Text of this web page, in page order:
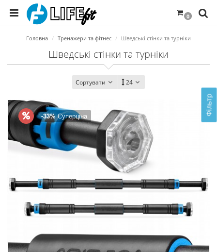
0
Фільтр
Головна Тренажери та фітнес Шведські стінки та турніки
Шведські стінки та турніки
Сортувати 24
-33%Суперціна